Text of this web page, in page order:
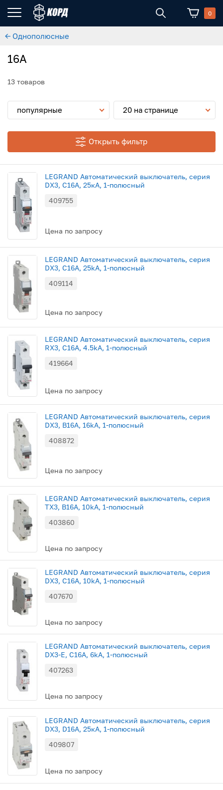
0
← Однополюсные
16А
13 товаров
популярные 20 на странице
Открыть фильтр
LEGRAND Автоматический выключатель, серия
DX3, C16A, 25кА, 1-полюсный
409755
Цена по запросу
LEGRAND Автоматический выключатель, серия
DX3, С16A, 25kA, 1-полюсный
409114
Цена по запросу
LEGRAND Автоматический выключатель, серия
RX3, С16A, 4.5kA, 1-полюсный
419664
Цена по запросу
LEGRAND Автоматический выключатель, серия
DX3, B16A, 16kA, 1-полюсный
408872
Цена по запросу
LEGRAND Автоматический выключатель, серия
TX3, В16A, 10kA, 1-полюсный
403860
Цена по запросу
LEGRAND Автоматический выключатель, серия
DX3, С16A, 10kA, 1-полюсный
407670
Цена по запросу
LEGRAND Автоматический выключатель, серия
DX3-E, С16A, 6kA, 1-полюсный
407263
Цена по запросу
LEGRAND Автоматический выключатель, серия
DX3, D16A, 25кА, 1-полюсный
409807
Цена по запросу